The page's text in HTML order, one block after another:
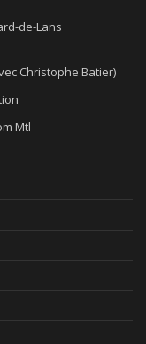
de-Lans
Christophe Batier)
Mtl